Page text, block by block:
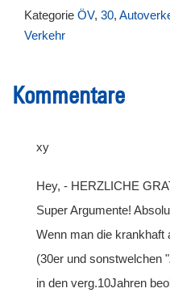
Kategorie ÖV, 30,
Verkehr
Kommentare
xy
Hey, - HERZLICHE
Super Argumente!
Wenn man die krankhaft
(30er und sonstwelchen
in den verg.10Jahren